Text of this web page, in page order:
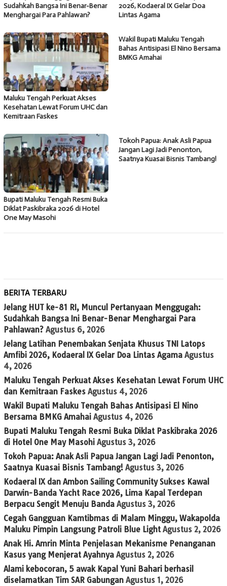
Sudahkah Bangsa Ini Benar-Benar
Menghargai Para Pahlawan?
2026, Kodaeral IX Gelar Doa
Lintas Agama
Maluku Tengah Perkuat Akses
Kesehatan Lewat Forum UHC dan
Kemitraan Faskes
Wakil Bupati Maluku Tengah
Bahas Antisipasi El Nino Bersama
BMKG Amahai
Bupati Maluku Tengah Resmi Buka
Diklat Paskibraka 2026 di Hotel
One May Masohi
Tokoh Papua: Anak Asli Papua
Jangan Lagi Jadi Penonton,
Saatnya Kuasai Bisnis Tambang!
BERITA TERBARU
Jelang HUT ke-81 RI, Muncul Pertanyaan Menggugah:
Sudahkah Bangsa Ini Benar-Benar Menghargai Para
Pahlawan? Agustus 6, 2026
Jelang Latihan Penembakan Senjata Khusus TNI Latops
Amfibi 2026, Kodaeral IX Gelar Doa Lintas Agama Agustus
4, 2026
Maluku Tengah Perkuat Akses Kesehatan Lewat Forum UHC
dan Kemitraan Faskes Agustus 4, 2026
Wakil Bupati Maluku Tengah Bahas Antisipasi El Nino
Bersama BMKG Amahai Agustus 4, 2026
Bupati Maluku Tengah Resmi Buka Diklat Paskibraka 2026
di Hotel One May Masohi Agustus 3, 2026
Tokoh Papua: Anak Asli Papua Jangan Lagi Jadi Penonton,
Saatnya Kuasai Bisnis Tambang! Agustus 3, 2026
Kodaeral IX dan Ambon Sailing Community Sukses Kawal
Darwin-Banda Yacht Race 2026, Lima Kapal Terdepan
Berpacu Sengit Menuju Banda Agustus 3, 2026
Cegah Gangguan Kamtibmas di Malam Minggu, Wakapolda
Maluku Pimpin Langsung Patroli Blue Light Agustus 2, 2026
Anak Hi. Amrin Minta Penjelasan Mekanisme Penanganan
Kasus yang Menjerat Ayahnya Agustus 2, 2026
Alami kebocoran, 5 awak Kapal Yuni Bahari berhasil
diselamatkan Tim SAR Gabungan Agustus 1, 2026